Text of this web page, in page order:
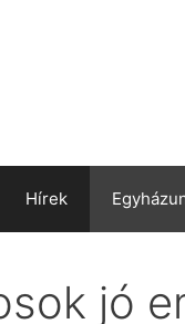
Hírek
jó